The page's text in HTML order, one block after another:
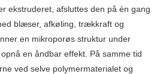
ekstruderet, afsluttes den på én gang
blæser, afkøling, trækkraft og
en mikroporøs struktur under
en åndbar effekt. På samme tid
ved selve polymermaterialet og